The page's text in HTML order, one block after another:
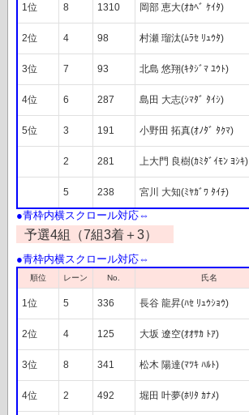
1位 8 1310 岡部 恵大(ｵｶﾍﾞ ｹｲﾀ)
2位 4 98 村瀬 瑠汰(ﾑﾗｾ ﾘｭｳﾀ)
3位 7 93 北島 悠翔(ｷﾀｼﾞﾏ ﾕｳﾄ)
4位 6 287 島田 大志(ｼﾏﾀﾞ ﾀｲｼ)
5位 3 191 小野田 拓真(ｵﾉﾀﾞ ﾀｸﾏ)
2 281 上大門 良樹(ｶﾐﾀﾞｲﾓﾝ ﾖｼｷ)
5 238 宮川 大知(ﾐﾔｶﾞﾜ ﾀｲﾁ)
予選4組（7組3着＋3）
順位 レーン No. 氏名
1位 5 336 長谷 龍昇(ﾊｾ ﾘｭｳｼｮｳ)
2位 4 125 大坂 遼空(ｵｵｻｶ ﾄｱ)
3位 8 341 松木 陽達(ﾏﾂｷ ﾊﾙﾄ)
4位 2 492 堀田 叶夢(ﾎﾘﾀ ｶﾅﾒ)